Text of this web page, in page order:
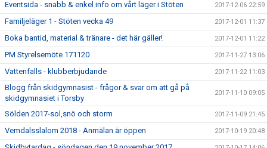
Eventsida - snabb & enkel info om vårt läger i Stöten 2017-12-06 22:59
Familjeläger 1 - Stöten vecka 49 2017-12-01 11:37
Boka bantid, material & tränare - det här gäller! 2017-12-01 11:22
PM Styrelsemöte 171120 2017-11-27 13:06
Vattenfalls - klubberbjudande 2017-11-22 11:03
Blogg från skidgymnasist - frågor & svar om att gå på
skidgymnasiet i Torsby
2017-11-10 09:05
Sölden 2017-sol,snö och storm 2017-11-09 21:45
Vemdalsslalom 2018 - Anmälan är öppen 2017-10-19 20:48